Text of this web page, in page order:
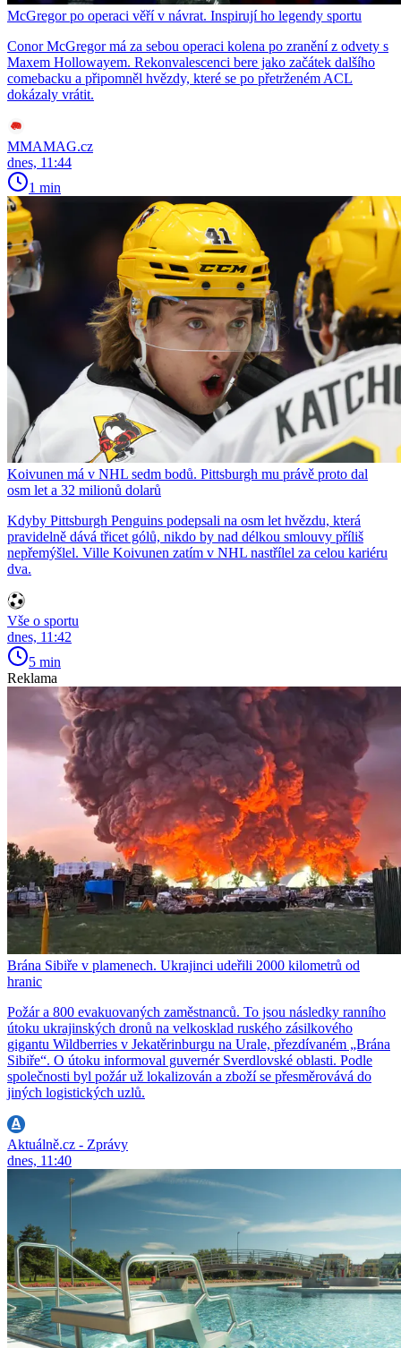
McGregor po operaci věří v návrat. Inspirují ho legendy sportu
Conor McGregor má za sebou operaci kolena po zranění z odvety s
Maxem Hollowayem. Rekonvalescenci bere jako začátek dalšího
comebacku a připomněl hvězdy, které se po přetrženém ACL
dokázaly vrátit.
MMAMAG.cz
dnes, 11:44
1 min
Koivunen má v NHL sedm bodů. Pittsburgh mu právě proto dal
osm let a 32 milionů dolarů
Kdyby Pittsburgh Penguins podepsali na osm let hvězdu, která
pravidelně dává třicet gólů, nikdo by nad délkou smlouvy příliš
nepřemýšlel. Ville Koivunen zatím v NHL nastřílel za celou kariéru
dva.
Vše o sportu
dnes, 11:42
5 min
Reklama
Brána Sibiře v plamenech. Ukrajinci udeřili 2000 kilometrů od
hranic
Požár a 800 evakuovaných zaměstnanců. To jsou následky ranního
útoku ukrajinských dronů na velkosklad ruského zásilkového
gigantu Wildberries v Jekatěrinburgu na Urale, přezdívaném „Brána
Sibiře“. O útoku informoval guvernér Sverdlovské oblasti. Podle
společnosti byl požár už lokalizován a zboží se přesměrovává do
jiných logistických uzlů.
Aktuálně.cz - Zprávy
dnes, 11:40